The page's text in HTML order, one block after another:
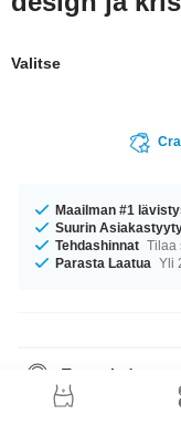
Valitse
Maailman #1
Suurin
Tehdashinnat Tilaa
Parasta Laatua Yli
Tuotetiedot
Saatavilla koossa 1.2